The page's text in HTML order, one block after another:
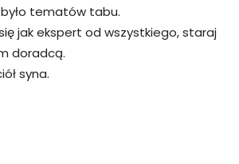
tematów tabu.
jak ekspert od wszystkiego, staraj
doradcą.
syna.